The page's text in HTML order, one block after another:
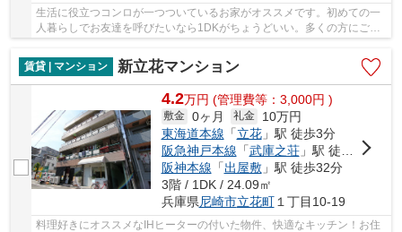
生活に役立つコンロが一つついているお家がオススメです。初めての一
人暮らしでお友達を呼びたいなら1DKがちょうどいい。多くの方にご好
評を頂いている、礼金ゼロ円の一押しのお部屋で...
賃貸 | マンション
新立花マンション
4.2万円 (管理費等：3,000円 )
敷金 0ヶ月 礼金
10万円
東海道本線 「立花」駅 徒歩3分
阪急神戸本線 「武庫之荘」駅 徒歩27分
阪神本線 「出屋敷」駅 徒歩32分
3階 / 1DK / 24.09㎡
兵庫県尼崎市立花町１丁目10-19
料理好きにオススメなIHヒーターの付いた物件、快適なキッチン！お住